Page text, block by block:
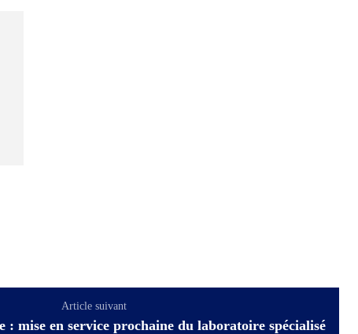
Article suivant
mise en service prochaine du laboratoire spécialisé